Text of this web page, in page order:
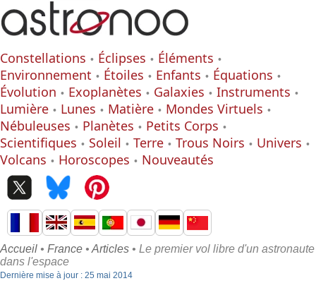
Constellations Éclipses
Éléments
Environnement
Étoiles Enfants
Équations
Évolution
Exoplanètes Galaxies
Instruments
Lumière
Lunes Matière
Mondes Virtuels
Nébuleuses
Planètes
Petits Corps
Scientifiques
Soleil Terre Trous Noirs
Univers
Volcans
Horoscopes Nouveautés
Accueil • France • Articles • Le premier vol libre d'un astronaute
dans l'espace
Dernière mise à jour : 25 mai 2014